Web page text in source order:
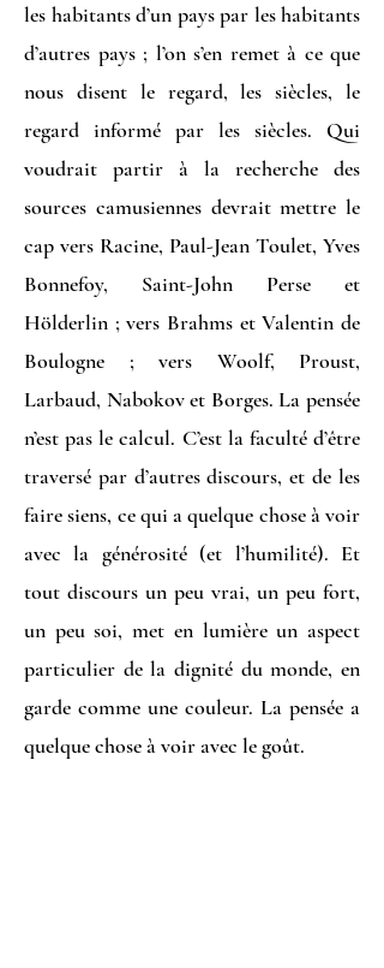
les habitants d’un pays par les habitants
d’autres pays ; l’on s’en remet à ce que
nous disent le regard, les siècles, le
regard informé par les siècles. Qui
voudrait partir à la recherche des
sources camusiennes devrait mettre le
cap vers Racine, Paul-Jean Toulet, Yves
Bonnefoy, Saint-John Perse et
Hölderlin ; vers Brahms et Valentin de
Boulogne ; vers Woolf, Proust,
Larbaud, Nabokov et Borges. La pensée
n’est pas le calcul. C’est la faculté d’être
traversé par d’autres discours, et de les
faire siens, ce qui a quelque chose à voir
avec la générosité (et l’humilité). Et
tout discours un peu vrai, un peu fort,
un peu soi, met en lumière un aspect
particulier de la dignité du monde, en
garde comme une couleur. La pensée a
quelque chose à voir avec le goût.